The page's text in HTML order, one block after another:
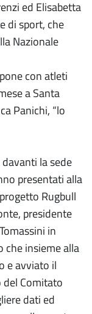
ed Elisabetta
di sport, che
Nazionale
con atleti
a Santa
Panichi, “lo
la sede
presentati alla
Rugbull
presidente
in
che insieme alla
e avviato il
Comitato
dati ed